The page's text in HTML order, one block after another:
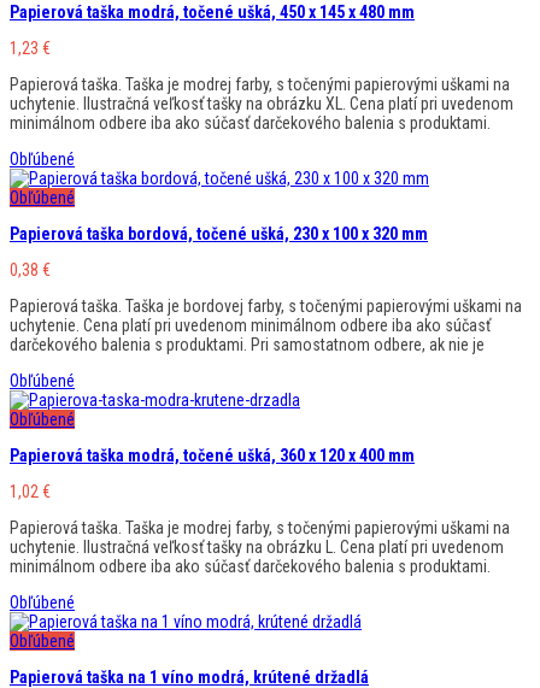
Papierová taška modrá, točené ušká, 450 x 145 x 480 mm
1,23 €
Papierová taška. Taška je modrej farby, s točenými papierovými uškami na
uchytenie. Ilustračná veľkosť tašky na obrázku XL. Cena platí pri uvedenom
minimálnom odbere iba ako súčasť darčekového balenia s produktami.
Obľúbené
Obľúbené
Papierová taška bordová, točené ušká, 230 x 100 x 320 mm
0,38 €
Papierová taška. Taška je bordovej farby, s točenými papierovými uškami na
uchytenie. Cena platí pri uvedenom minimálnom odbere iba ako súčasť
darčekového balenia s produktami. Pri samostatnom odbere, ak nie je
Obľúbené
Obľúbené
Papierová taška modrá, točené ušká, 360 x 120 x 400 mm
1,02 €
Papierová taška. Taška je modrej farby, s točenými papierovými uškami na
uchytenie. Ilustračná veľkosť tašky na obrázku L. Cena platí pri uvedenom
minimálnom odbere iba ako súčasť darčekového balenia s produktami.
Obľúbené
Obľúbené
Papierová taška na 1 víno modrá, krútené držadlá